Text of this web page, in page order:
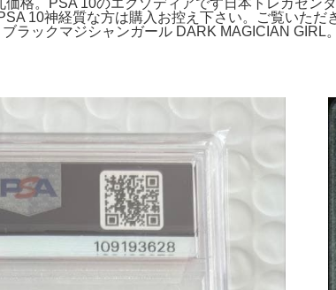
格。PSA 10のエクゾディアです日本トレカセ
10神経質な方は購入お控え下さい。ご覧いた
ブラックマジシャンガール DARK MAGICIAN